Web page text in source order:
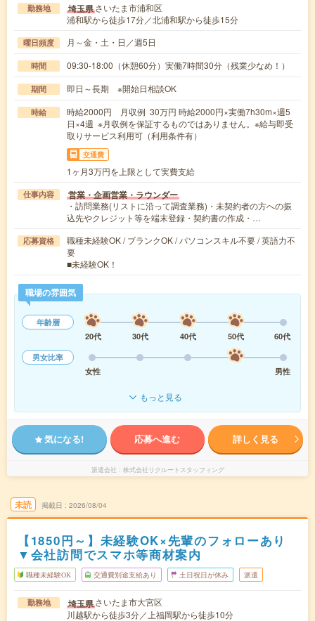
勤務地 埼玉県さいたま市浦和区
浦和駅から徒歩17分／北浦和駅から徒歩15分
曜日頻度 月～金・土・日／週5日
時間 09:30-18:00（休憩60分）実働7時間30分（残業少なめ！）
期間 即日～長期 ※開始日相談OK
時給
時給2000円 月収例 30万円 時給2000円×実働7h30m×週5
日×4週 ※月収例を保証するものではありません。※給与即受
取りサービス利用可（利用条件有）
交通費
1ヶ月3万円を上限として実費支給
仕事内容 営業・企画営業・ラウンダー
・訪問業務(リストに沿って調査業務)・未契約者の方への振
込先やクレジット等を端末登録・契約書の作成・…
応募資格
職種未経験OK / ブランクOK / パソコンスキル不要 / 英語力不
要
■未経験OK！
職場の雰囲気
年齢層
20代
30代 40代 50代
60代
男女比率
女性
男性
もっと見る
気になる! 応募へ進む 詳しく見る
派遣会社 株式会社リクルートスタッフィング
未読 掲載日 2026/08/04
【1850円～】未経験OK×先輩のフォローあり
▼会社訪問でスマホ等商材案内
職種未経験OK 交通費別途支給あり 土日祝日が休み 派遣
勤務地 埼玉県さいたま市大宮区
川越駅から徒歩3分／上福岡駅から徒歩10分